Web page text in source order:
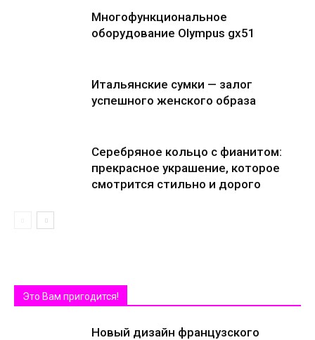
Многофункциональное
оборудование Olympus gx51
Итальянские сумки — залог
успешного женского образа
Серебряное кольцо с фианитом:
прекрасное украшение, которое
смотрится стильно и дорого
Это Вам пригодится!
Новый дизайн французского